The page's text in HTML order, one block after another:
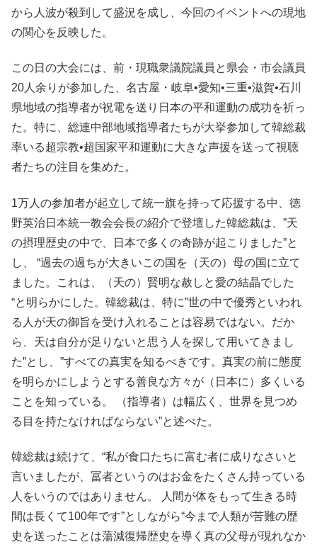
から人波が殺到して盛況を成し、今回のイベントへの現地
の関心を反映した。
この日の大会には、前・現職衆議院議員と県会・市会議員
20人余りが参加した、名古屋・岐阜•愛知•三重•滋賀•石川
県地域の指導者が祝電を送り日本の平和運動の成功を祈っ
た。特に、総連中部地域指導者たちが大挙参加して韓総裁
率いる超宗教•超国家平和運動に大きな声援を送って視聴
者たちの注目を集めた。
1万人の参加者が起立して統一旗を持って応援する中、徳
野英治日本統一教会会長の紹介で登壇した韓総裁は、”天
の摂理歴史の中で、日本で多くの奇跡が起こりました”と
し、 “過去の過ちが大きいこの国を（天の）母の国に立て
ました。これは、（天の）賢明な赦しと愛の結晶でした
“と明らかにした。韓総裁は、特に”世の中で優秀といわれ
る人が天の御旨を受け入れることは容易ではない。だか
ら、天は自分が足りないと思う人を探して用いてきまし
た”とし、”すべての真実を知るべきです。真実の前に態度
を明らかにしようとする善良な方々が（日本に）多くいる
ことを知っている。 （指導者）は幅広く、世界を見つめ
る目を持たなければならない”と述べた。
韓総裁は続けて、“私が食口たちに富む者に成りなさいと
言いましたが、冨者というのはお金をたくさん持っている
人をいうのではありません。 人間が体をもって生きる時
間は長くて100年です”としながら“今まで人類が苦難の歴
史を送ったことは蕩減復帰歴史を導く真の父母が現れなか